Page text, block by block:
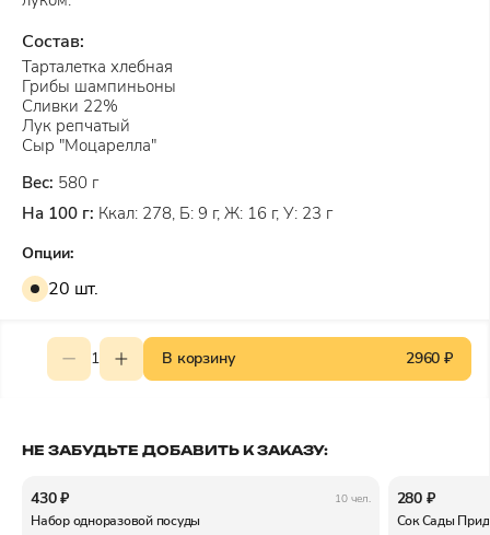
Состав:
Тарталетка хлебная
Грибы шампиньоны
Сливки 22%
Лук репчатый
Сыр "Моцарелла"
Вес: 580 г
На 100 г: Ккал: 278, Б: 9 г, Ж: 16 г, У: 23 г
Опции:
20 шт.
1 В корзину 2960 ₽
НЕ ЗАБУДЬТЕ ДОБАВИТЬ К ЗАКАЗУ:
430 ₽ 10 чел.
Набор одноразовой посуды
280 ₽
Сок Сады